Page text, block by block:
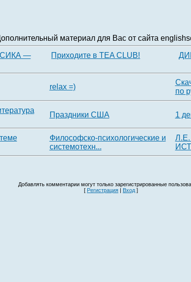
материал для Вас от сайта
—
Приходите в TEA CLUB!
relax =)
по
Праздники США 1
Философско-психологические и
системотехн...
Добавлять комментарии могут только зарегистрированные
[ Регистрация Вход]